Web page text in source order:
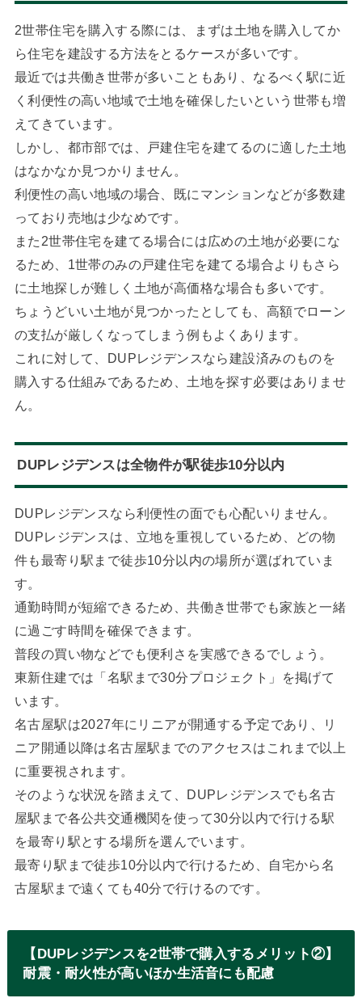
2世帯住宅を購入する際には、まずは土地を購入してか
ら住宅を建設する方法をとるケースが多いです。
最近では共働き世帯が多いこともあり、なるべく駅に近
く利便性の高い地域で土地を確保したいという世帯も増
えてきています。
しかし、都市部では、戸建住宅を建てるのに適した土地
はなかなか見つかりません。
利便性の高い地域の場合、既にマンションなどが多数建
っており売地は少なめです。
また2世帯住宅を建てる場合には広めの土地が必要にな
るため、1世帯のみの戸建住宅を建てる場合よりもさら
に土地探しが難しく土地が高価格な場合も多いです。
ちょうどいい土地が見つかったとしても、高額でローン
の支払が厳しくなってしまう例もよくあります。
これに対して、DUPレジデンスなら建設済みのものを
購入する仕組みであるため、土地を探す必要はありませ
ん。
DUPレジデンスは全物件が駅徒歩10分以内
DUPレジデンスなら利便性の面でも心配いりません。
DUPレジデンスは、立地を重視しているため、どの物
件も最寄り駅まで徒歩10分以内の場所が選ばれていま
す。
通勤時間が短縮できるため、共働き世帯でも家族と一緒
に過ごす時間を確保できます。
普段の買い物などでも便利さを実感できるでしょう。
東新住建では「名駅まで30分プロジェクト」を掲げて
います。
名古屋駅は2027年にリニアが開通する予定であり、リ
ニア開通以降は名古屋駅までのアクセスはこれまで以上
に重要視されます。
そのような状況を踏まえて、DUPレジデンスでも名古
屋駅まで各公共交通機関を使って30分以内で行ける駅
を最寄り駅とする場所を選んでいます。
最寄り駅まで徒歩10分以内で行けるため、自宅から名
古屋駅まで遠くても40分で行けるのです。
【DUPレジデンスを2世帯で購入するメリット②】
耐震・耐火性が高いほか生活音にも配慮